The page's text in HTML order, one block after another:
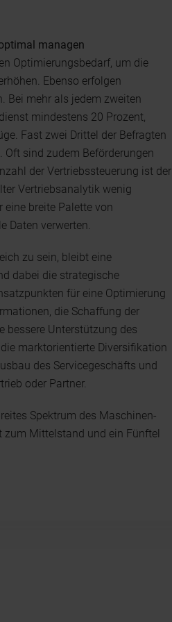
managen
Optimierungsbedarf, um die
Ebenso erfolgen
Bei mehr als jedem zweiten
mindestens 20 Prozent,
Fast zwei Drittel der Befragten
sind zudem Beförderungen
der Vertriebssteuerung ist der
Vertriebsanalytik wenig
breite Palette von
Daten verwerten.
zu sein, bleibt eine
dabei die strategische
für eine Optimierung
die Schaffung der
bessere Unterstützung des
marktorientierte Diversifikation
des Servicegeschäfts und
oder Partner.
Spektrum des Maschinen-
zum Mittelstand und ein Fünftel